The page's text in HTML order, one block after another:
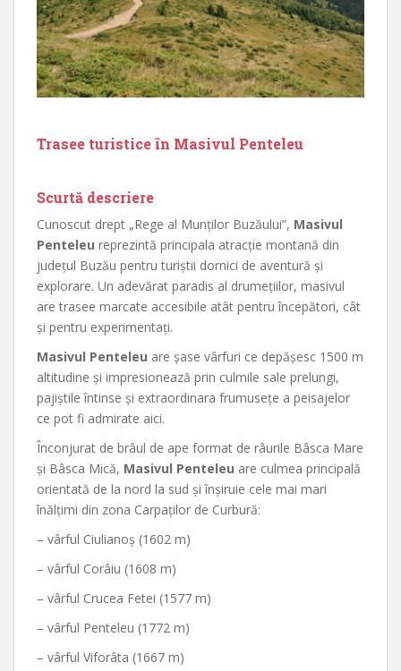
Trasee turistice în Masivul Penteleu
Scurtă descriere
Cunoscut drept „Rege al Munţilor Buzăului”, Masivul
Penteleu reprezintă principala atracţie montană din
judeţul Buzău pentru turiştii dornici de aventură şi
explorare. Un adevărat paradis al drumeţiilor, masivul
are trasee marcate accesibile atât pentru începători, cât
şi pentru experimentaţi.
Masivul Penteleu are şase vârfuri ce depăşesc 1500 m
altitudine şi impresionează prin culmile sale prelungi,
pajiştile întinse şi extraordinara frumuseţe a peisajelor
ce pot fi admirate aici.
Înconjurat de brâul de ape format de râurile Bâsca Mare
şi Bâsca Mică, Masivul Penteleu are culmea principală
orientată de la nord la sud şi înşiruie cele mai mari
înălţimi din zona Carpaţilor de Curbură:
– vârful Ciulianoş (1602 m)
– vârful Corâiu (1608 m)
– vârful Crucea Fetei (1577 m)
– vârful Penteleu (1772 m)
– vârful Viforâta (1667 m)